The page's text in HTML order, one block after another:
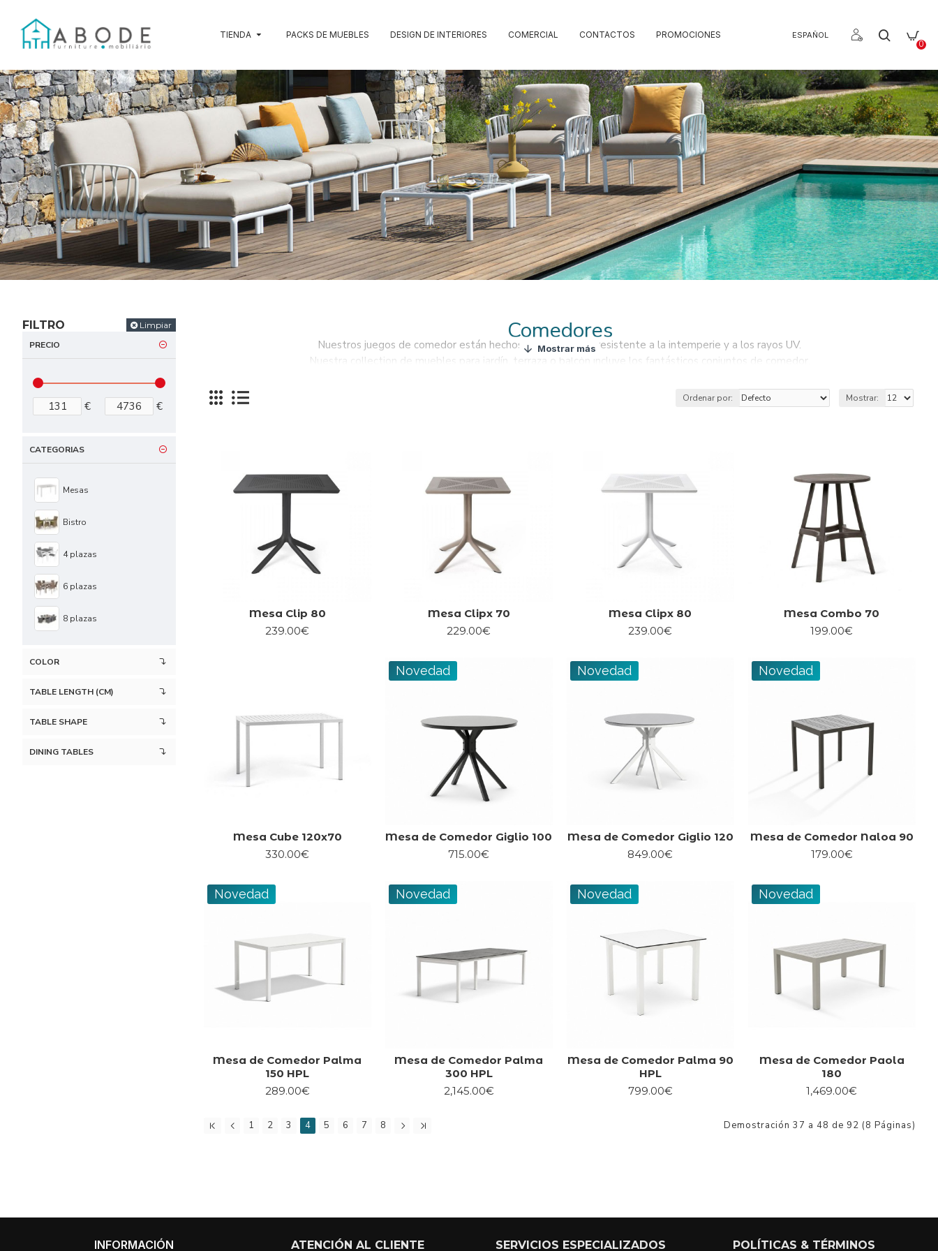
TIENDA PACKS DE MUEBLES DESIGN DE INTERIORES COMERCIAL CONTACTOS PROMOCIONES ESPAÑOL
0
FILTRO Limpiar
PRECIO
€ €
CATEGORIAS
Mesas
Bistro
4 plazas
6 plazas
8 plazas
TABLE LENGTH (CM)
COLOR
TABLE SHAPE
DINING TABLES
Comedores
Nuestros juegos de comedor están hechos en un material resistente a la intemperie y a los rayos UV.
Nuestra collection de muebles para jardín, terraza o balcón incluye los fantásticos conjuntos de comedor.
Los nuestros juegos comedor tendrán un impacto visual muy grande en su espacio exterior.
Ordenar por: Mostrar:
Mesa Clip 80
239.00€
Mesa Clipx 70
229.00€
Mesa Clipx 80
239.00€
Mesa Combo 70
199.00€
Mesa Cube 120x70
330.00€
Novedad
Mesa de Comedor Giglio 100
715.00€
Novedad
Mesa de Comedor Giglio 120
849.00€
Novedad
Mesa de Comedor Naloa 90
179.00€
Novedad
Mesa de Comedor Palma
150 HPL
289.00€
Novedad
Mesa de Comedor Palma
300 HPL
2,145.00€
Novedad
Mesa de Comedor Palma 90
HPL
799.00€
Novedad
Mesa de Comedor Paola
180
1,469.00€
1 2 3 4 5 6 7 8 Demostración 37 a 48 de 92 (8 Páginas)
INFORMACIÓN ATENCIÓN AL CLIENTE SERVICIOS ESPECIALIZADOS POLÍTICAS & TÉRMINOS